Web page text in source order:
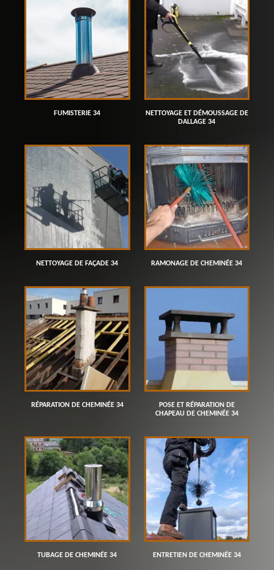
FUMISTERIE 34
NETTOYAGE ET DÉMOUSSAGE DE
DALLAGE 34
NETTOYAGE DE FAÇADE 34 RAMONAGE DE CHEMINÉE 34
RÉPARATION DE CHEMINÉE 34
POSE ET RÉPARATION DE
CHAPEAU DE CHEMINÉE 34
TUBAGE DE CHEMINÉE 34 ENTRETIEN DE CHEMINÉE 34